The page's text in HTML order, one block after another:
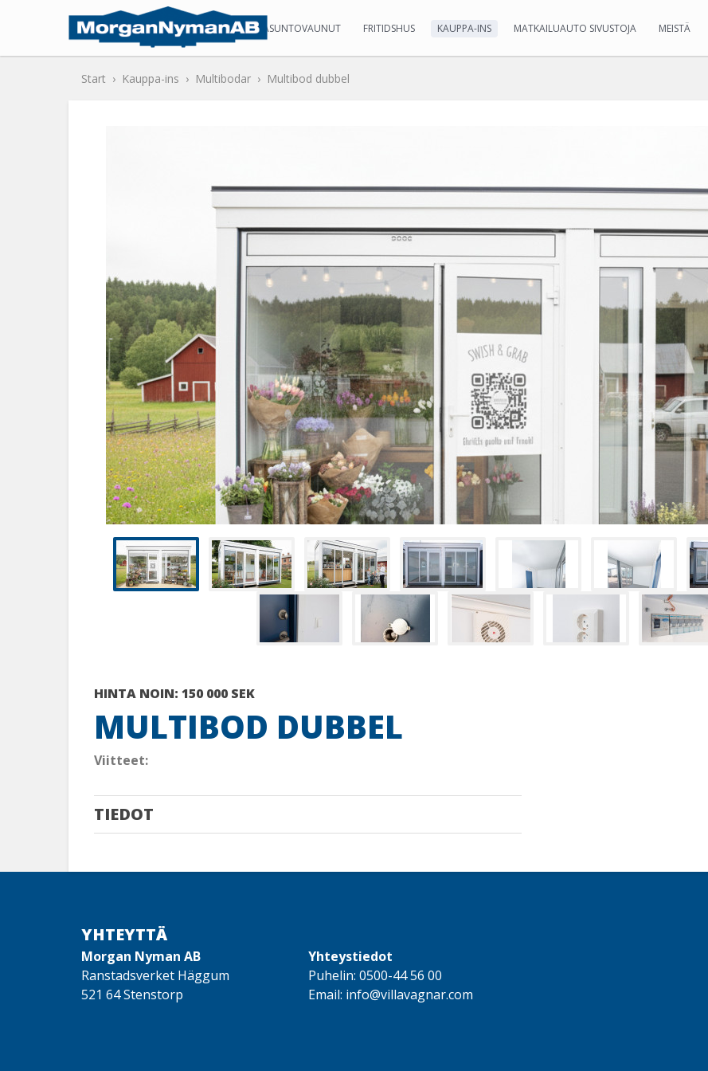
STAATTINEN ASUNTOVAUNUT FRITIDSHUS KAUPPA-INS MATKAILUAUTO SIVUSTOJA MEISTÄ
Start Kauppa-ins Multibodar Multibod dubbel
HINTA NOIN: 150 000 SEK
MULTIBOD DUBBEL
Viitteet:
TIEDOT
YHTEYTTÄ
Morgan Nyman AB
Ranstadsverket Häggum
521 64 Stenstorp
Yhteystiedot
Puhelin: 0500-44 56 00
Email: info@villavagnar.com